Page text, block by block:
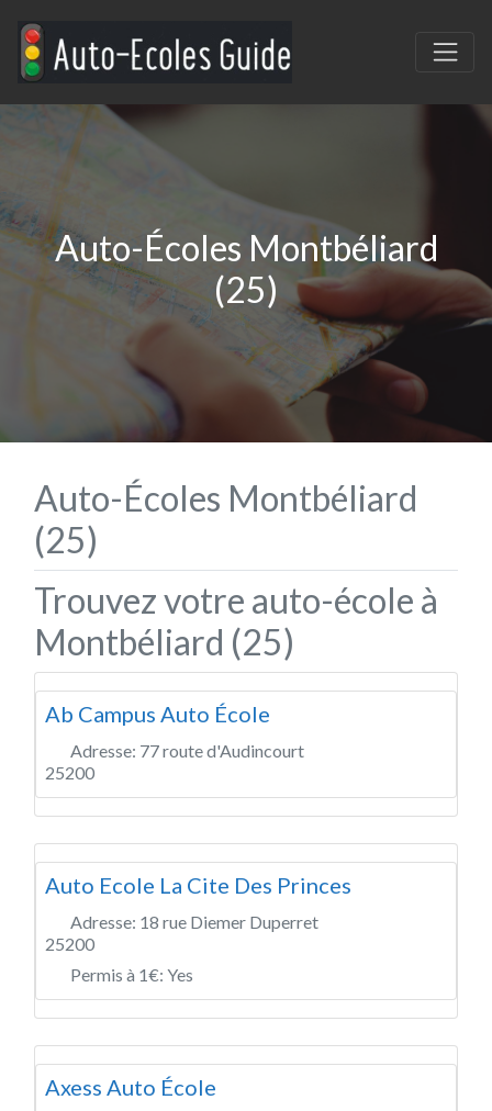
Auto-Écoles Montbéliard
(25)
Auto-Écoles Montbéliard
(25)
Trouvez votre auto-école à
Montbéliard (25)
Ab Campus Auto École
Adresse: 77 route d'Audincourt
25200
Auto Ecole La Cite Des Princes
Adresse: 18 rue Diemer Duperret
25200
Permis à 1€: Yes
Axess Auto École